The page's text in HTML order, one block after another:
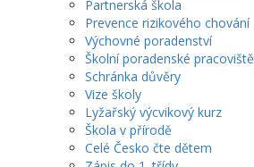
Partnerská škola
Prevence rizikového chování
Výchovné poradenství
Školní poradenské pracoviště
Schránka důvěry
Vize školy
Lyžařský výcvikový kurz
Škola v přírodě
Celé Česko čte dětem